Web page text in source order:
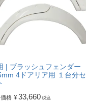
| ブラッシュフェンダー
4ドアリア用 １台分セ
格 ¥33,660 税込